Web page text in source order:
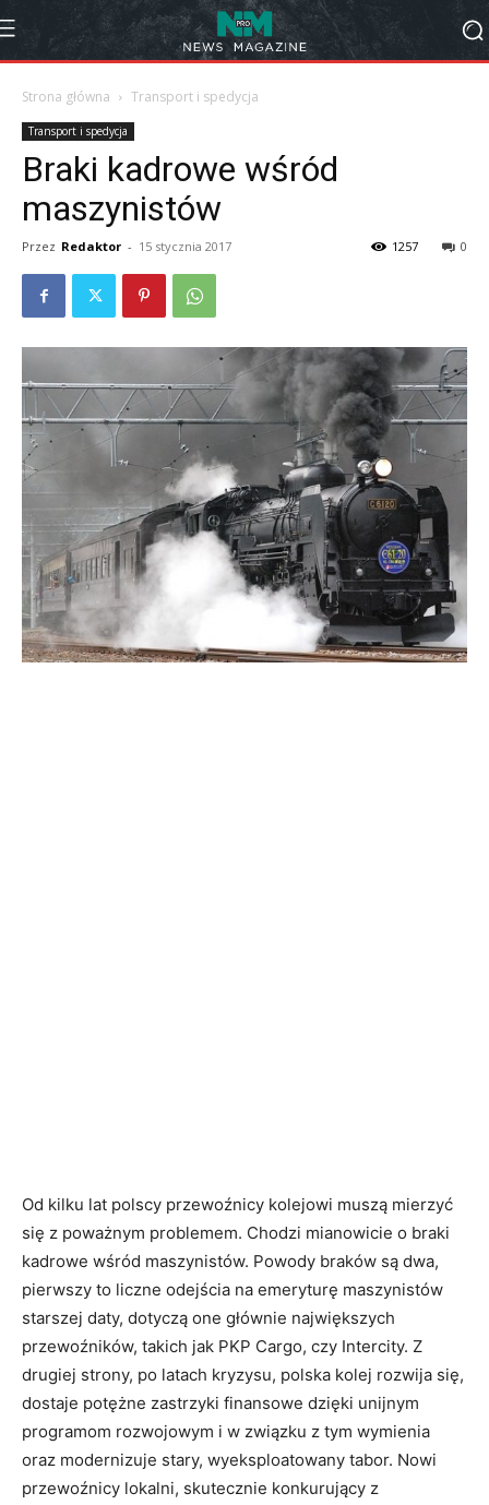
Strona główna Transport i spedycja
Transport i spedycja
Braki kadrowe wśród
maszynistów
Przez Redaktor - 15 stycznia 2017 0
1257
Od kilku lat polscy przewoźnicy kolejowi muszą mierzyć
się z poważnym problemem. Chodzi mianowicie o braki
kadrowe wśród maszynistów. Powody braków są dwa,
pierwszy to liczne odejścia na emeryturę maszynistów
starszej daty, dotyczą one głównie największych
przewoźników, takich jak PKP Cargo, czy Intercity. Z
drugiej strony, po latach kryzysu, polska kolej rozwija się,
dostaje potężne zastrzyki finansowe dzięki unijnym
programom rozwojowym i w związku z tym wymienia
oraz modernizuje stary, wyeksploatowany tabor. Nowi
przewoźnicy lokalni, skutecznie konkurujący z